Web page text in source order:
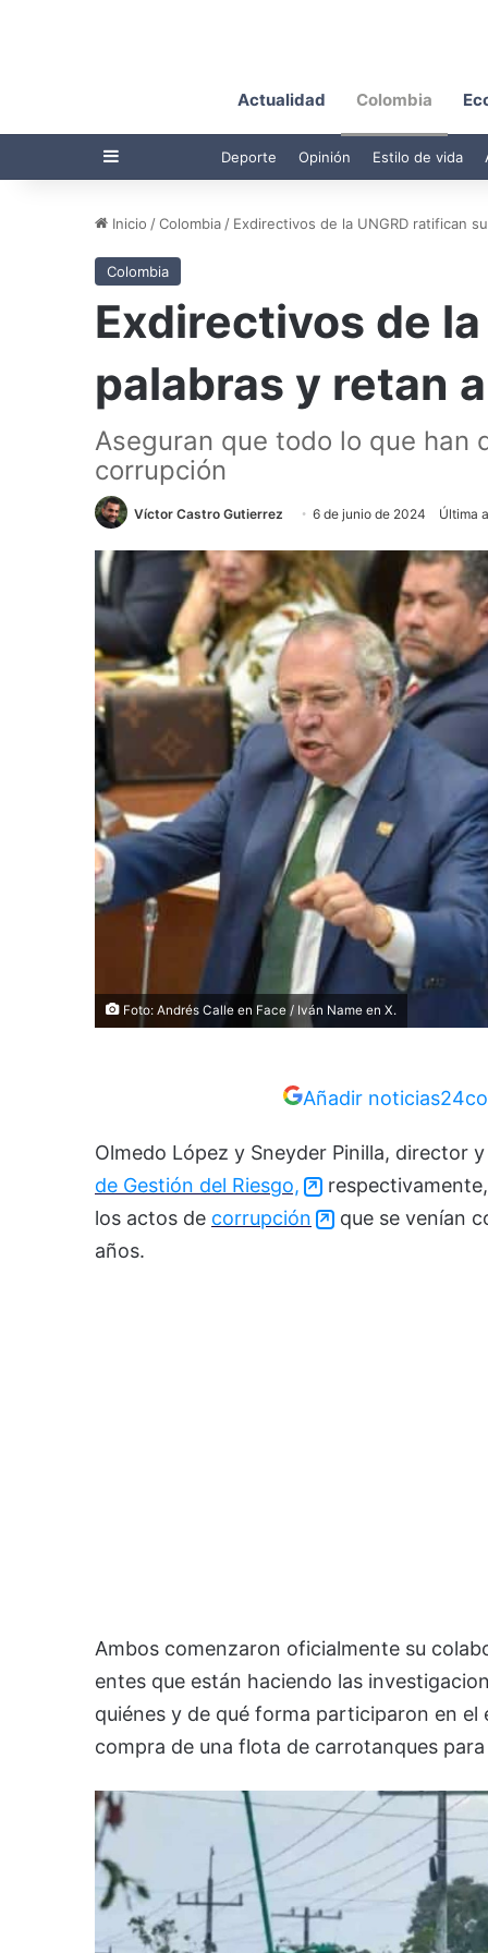
Actualidad Colombia
Barra lateral Deporte Opinión Estilo de vida
Inicio /Colombia / Exdirectivos de la UNGRD ratifican
Colombia
Exdirectivos de
palabras y retan
Aseguran que todo lo que han
corrupción
Víctor Castro Gutierrez 6 de junio de 2024 Última
Foto: Andrés Calle en Face / Iván Name en X.
Añadir
Olmedo López y Sneyder Pinilla, director
de Gestión del Riesgo,
los actos de corrupción
que se venían
años.
Ambos comenzaron oficialmente su
entes que están haciendo las
quiénes y de qué forma participaron en
compra de una flota de carrotanques